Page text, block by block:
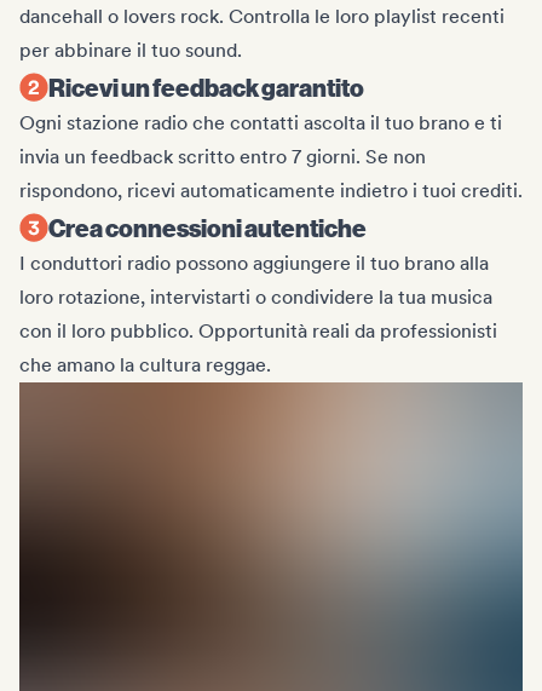
dancehall o lovers rock. Controlla le loro playlist recenti
per abbinare il tuo sound.
Ricevi un feedback garantito
Ogni stazione radio che contatti ascolta il tuo brano e ti
invia un feedback scritto entro 7 giorni. Se non
rispondono, ricevi automaticamente indietro i tuoi crediti.
Crea connessioni autentiche
I conduttori radio possono aggiungere il tuo brano alla
loro rotazione, intervistarti o condividere la tua musica
con il loro pubblico. Opportunità reali da professionisti
che amano la cultura reggae.